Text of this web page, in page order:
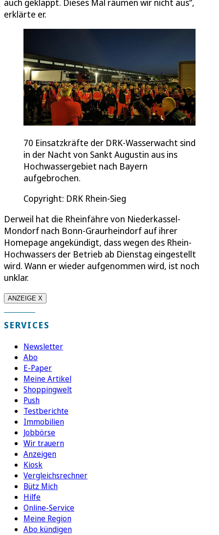
erklärte er.
70 Einsatzkräfte der DRK-Wasserwacht sind
in der Nacht von Sankt Augustin aus ins
Hochwassergebiet nach Bayern
aufgebrochen.
Copyright: DRK Rhein-Sieg
Derweil hat die Rheinfähre von Niederkassel-
Mondorf nach Bonn-Graurheindorf auf ihrer
Homepage angekündigt, dass wegen des Rhein-
Hochwassers der Betrieb ab Dienstag eingestellt
wird. Wann er wieder aufgenommen wird, ist noch
unklar.
ANZEIGE X
SERVICES
Newsletter
Abo
E-Paper
Meine Artikel
Shoppingwelt
Push
Testberichte
Immobilien
Jobbörse
Wir trauern
Anzeigen
Kiosk
Vergleichsrechner
Bütz Mich
Hilfe
Online-Service
Meine Region
Abo kündigen